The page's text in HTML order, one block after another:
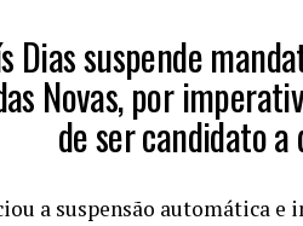
Dias suspende
Novas, por
de ser candidato
a suspensão automática